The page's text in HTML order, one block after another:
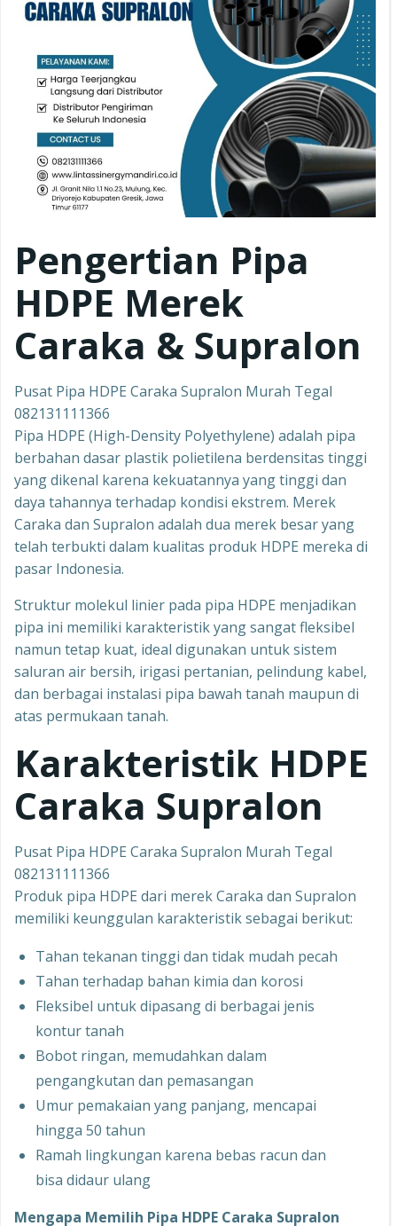
Pengertian Pipa
HDPE Merek
Caraka & Supralon
Pusat Pipa HDPE Caraka Supralon Murah Tegal
082131111366
Pipa HDPE (High-Density Polyethylene) adalah pipa
berbahan dasar plastik polietilena berdensitas tinggi
yang dikenal karena kekuatannya yang tinggi dan
daya tahannya terhadap kondisi ekstrem. Merek
Caraka dan Supralon adalah dua merek besar yang
telah terbukti dalam kualitas produk HDPE mereka di
pasar Indonesia.
Struktur molekul linier pada pipa HDPE menjadikan
pipa ini memiliki karakteristik yang sangat fleksibel
namun tetap kuat, ideal digunakan untuk sistem
saluran air bersih, irigasi pertanian, pelindung kabel,
dan berbagai instalasi pipa bawah tanah maupun di
atas permukaan tanah.
Karakteristik HDPE
Caraka Supralon
Pusat Pipa HDPE Caraka Supralon Murah Tegal
082131111366
Produk pipa HDPE dari merek Caraka dan Supralon
memiliki keunggulan karakteristik sebagai berikut:
Tahan tekanan tinggi dan tidak mudah pecah
Tahan terhadap bahan kimia dan korosi
Fleksibel untuk dipasang di berbagai jenis
kontur tanah
Bobot ringan, memudahkan dalam
pengangkutan dan pemasangan
Umur pemakaian yang panjang, mencapai
hingga 50 tahun
Ramah lingkungan karena bebas racun dan
bisa didaur ulang
Mengapa Memilih Pipa HDPE Caraka Supralon